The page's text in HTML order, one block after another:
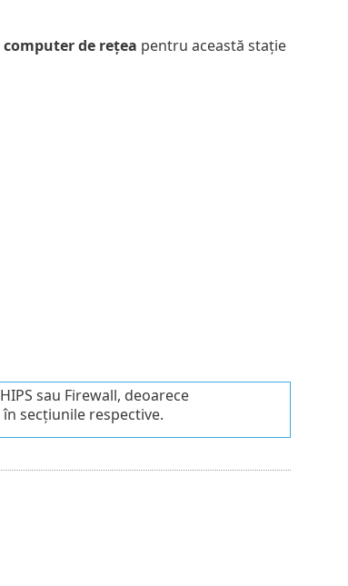
de rețea pentru această stație
sau Firewall, deoarece
secțiunile respective.